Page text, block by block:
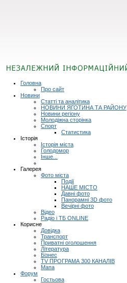
Головна
Про сайт
Новини
Статті та аналітика
НОВИНИ ЯГОТИНА ТА РАЙОНУ
Новини регіону
Молодіжна сторінка
Спорт
Статистика
Історія
Історія міста
Голодомор
Інше...
Галерея
Фото міста
Події
НАШЕ МІСТО
Давні фото
Панорамні 3D фото
Вечірні фото
Відео
Радіо і ТБ ONLINE
Корисне
Довідка
Транспорт
Приватні оголошення
Література
Бізнес
TV ПРОГРАМА 300 КАНАЛІВ
Мапа
Форум
Гостьова